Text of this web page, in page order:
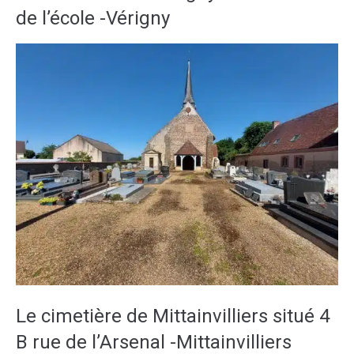
de l’école -Vérigny
Le cimetière de Mittainvilliers situé 4
B rue de l’Arsenal -Mittainvilliers